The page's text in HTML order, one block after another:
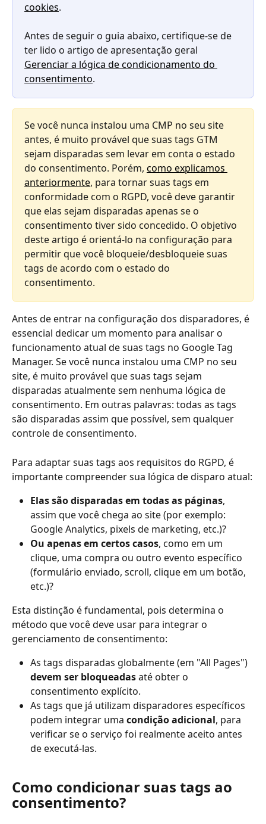
cookies.
Antes de seguir o guia abaixo, certifique-se de
ter lido o artigo de apresentação geral
Gerenciar a lógica de condicionamento do
consentimento.
Se você nunca instalou uma CMP no seu site
antes, é muito provável que suas tags GTM
sejam disparadas sem levar em conta o estado
do consentimento. Porém, como explicamos
anteriormente, para tornar suas tags em
conformidade com o RGPD, você deve garantir
que elas sejam disparadas apenas se o
consentimento tiver sido concedido. O objetivo
deste artigo é orientá-lo na configuração para
permitir que você bloqueie/desbloqueie suas
tags de acordo com o estado do
consentimento.
Antes de entrar na configuração dos disparadores, é
essencial dedicar um momento para analisar o
funcionamento atual de suas tags no Google Tag
Manager. Se você nunca instalou uma CMP no seu
site, é muito provável que suas tags sejam
disparadas atualmente sem nenhuma lógica de
consentimento. Em outras palavras: todas as tags
são disparadas assim que possível, sem qualquer
controle de consentimento.
Para adaptar suas tags aos requisitos do RGPD, é
importante compreender sua lógica de disparo atual:
Elas são disparadas em todas as páginas,
assim que você chega ao site (por exemplo:
Google Analytics, pixels de marketing, etc.)?
Ou apenas em certos casos, como em um
clique, uma compra ou outro evento específico
(formulário enviado, scroll, clique em um botão,
etc.)?
Esta distinção é fundamental, pois determina o
método que você deve usar para integrar o
gerenciamento de consentimento:
As tags disparadas globalmente (em "All Pages")
devem ser bloqueadas até obter o
consentimento explícito.
As tags que já utilizam disparadores específicos
podem integrar uma condição adicional, para
verificar se o serviço foi realmente aceito antes
de executá-las.
Como condicionar suas tags ao
consentimento?